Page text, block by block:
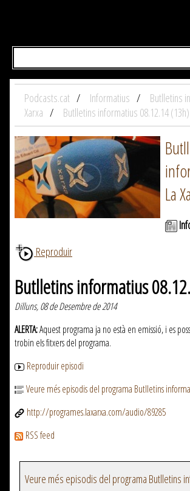
Podcasts.cat Informatius
Butlletins
Xarxa
Butlletins informatius 08.12.14 (13h)
La
Reproduir
Butlletins informatius
Dilluns, 08 de Desembre de 2014
ALERTA:Aquest programa ja no està en emissió, i es
trobin els fitxers del programa.
Reproduir episodi
Veure més episodis del programa Butlletins
http://programes.laxarxa.com/audio/89285
RSS feed